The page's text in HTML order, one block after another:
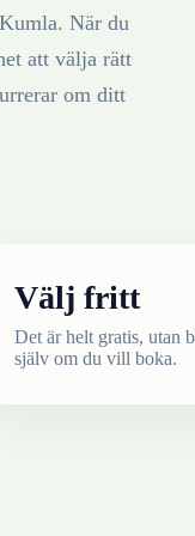
Kumla. När du
att välja rätt
om ditt
Välj fritt
Det är helt gratis, utan
själv om du vill boka.